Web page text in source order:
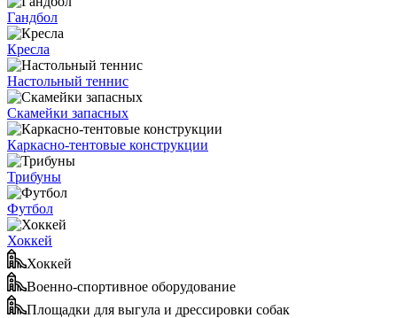
Гандбол
Кресла
Настольный теннис
Скамейки запасных
Каркасно-тентовые конструкции
Трибуны
Футбол
Хоккей
Хоккей
Военно-спортивное оборудование
Площадки для выгула и дрессировки собак